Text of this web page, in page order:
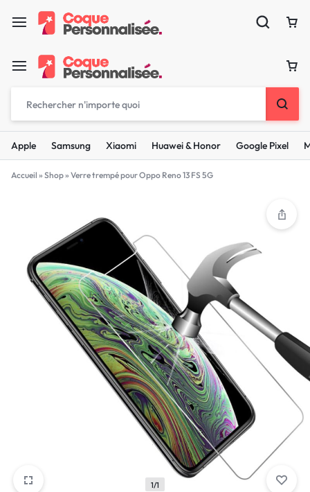
Apple Samsung Xiaomi Huawei & Honor Google Pixel
Accueil » Shop» Verre trempé pour Oppo Reno 13 FS 5G
1/1